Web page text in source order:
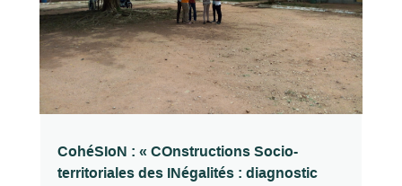
CohéSIoN : « COnstructions Socio-
territoriales des INégalités : diagnostic